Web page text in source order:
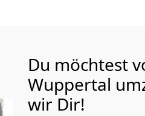
Du möchtest
Wuppertal
wir Dir!